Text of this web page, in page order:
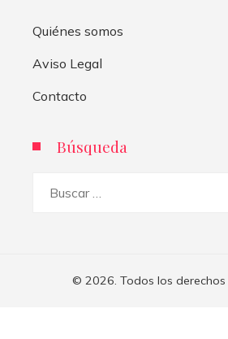
Quiénes somos
Aviso Legal
Contacto
Búsqueda
© 2026. Todos los derechos